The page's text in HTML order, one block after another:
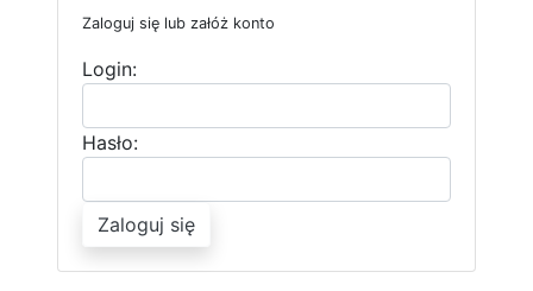
Zaloguj się lub załóż konto
Login:
Hasło:
Zaloguj się